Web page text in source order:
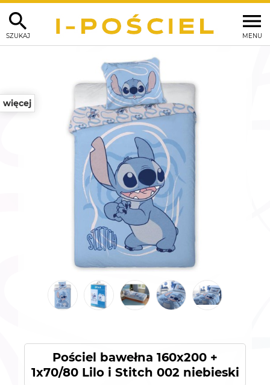
MENU
SZUKAJ
więcej
Pościel bawełna 160x200 +
1x70/80 Lilo i Stitch 002 niebieski